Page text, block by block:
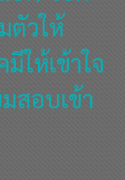
ตัวให้
ให้เข้าใจ
สอบเข้า